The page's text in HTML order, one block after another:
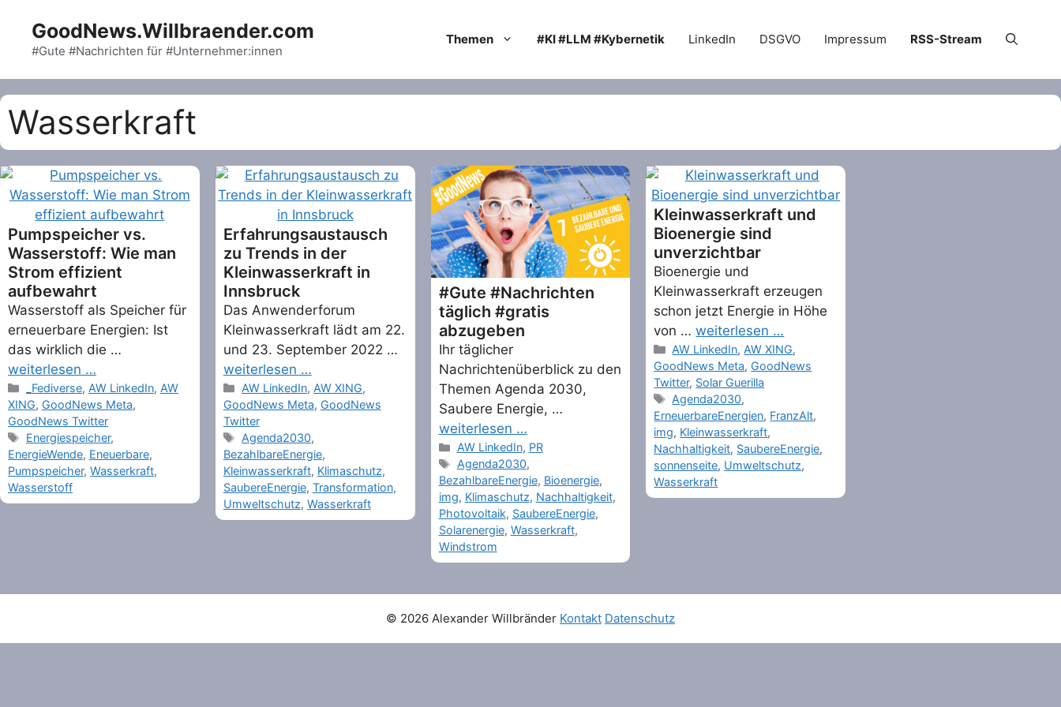
content
GoodNews.Willbraender.com
#Gute #Nachrichten für #Unternehmer:innen
Themen #KI #LLM #Kybernetik LinkedIn DSGVO Impressum RSS-Stream
Wasserkraft
Pumpspeicher vs.
Wasserstoff: Wie man
Strom effizient
aufbewahrt
Wasserstoff als Speicher für
erneuerbare Energien: Ist
das wirklich die …
weiterlesen …
Categories
_Fediverse, AW LinkedIn, AW
XING, GoodNews Meta,
GoodNews Twitter
Tags
Energiespeicher,
EnergieWende, Eneuerbare,
Pumpspeicher, Wasserkraft,
Wasserstoff
Erfahrungsaustausch
zu Trends in der
Kleinwasserkraft in
Innsbruck
Das Anwenderforum
Kleinwasserkraft lädt am 22.
und 23. September 2022 …
weiterlesen …
Categories
AW LinkedIn, AW XING,
GoodNews Meta, GoodNews
Twitter
Tags
Agenda2030,
BezahlbareEnergie,
Kleinwasserkraft, Klimaschutz,
SaubereEnergie, Transformation,
Umweltschutz, Wasserkraft
#Gute #Nachrichten
täglich #gratis
abzugeben
Ihr täglicher
Nachrichtenüberblick zu den
Themen Agenda 2030,
Saubere Energie, …
weiterlesen …
Categories
AW LinkedIn, PR
Tags
Agenda2030,
BezahlbareEnergie, Bioenergie,
img, Klimaschutz, Nachhaltigkeit,
Photovoltaik, SaubereEnergie,
Solarenergie, Wasserkraft,
Windstrom
Kleinwasserkraft und
Bioenergie sind
unverzichtbar
Bioenergie und
Kleinwasserkraft erzeugen
schon jetzt Energie in Höhe
von …weiterlesen …
Categories
AW LinkedIn, AW XING,
GoodNews Meta, GoodNews
Twitter, Solar Guerilla
Tags
Agenda2030,
ErneuerbareEnergien, FranzAlt,
img, Kleinwasserkraft,
Nachhaltigkeit, SaubereEnergie,
sonnenseite, Umweltschutz,
Wasserkraft
© 2026 Alexander Willbränder Kontakt Datenschutz